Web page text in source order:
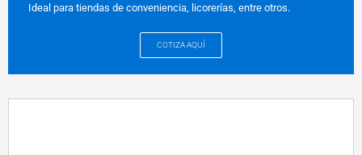
Ideal para tiendas de conveniencia, licorerías, entre otros.
COTIZA AQUÍ